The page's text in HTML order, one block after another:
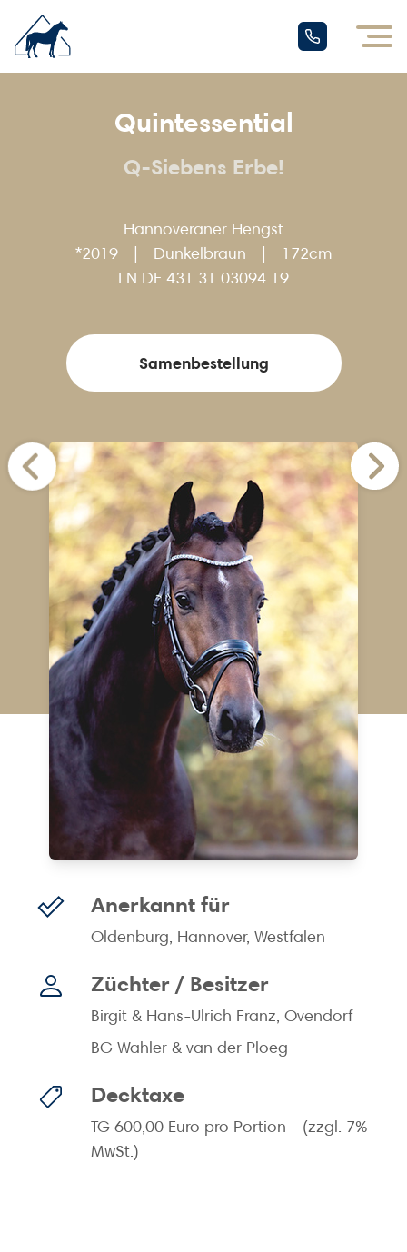
Quintessential
Q-Siebens Erbe!
Hannoveraner Hengst
*2019
Dunkelbraun
172cm
LN DE 431 31 03094 19
Samenbestellung
Anerkannt für
Oldenburg, Hannover, Westfalen
Züchter / Besitzer
Birgit & Hans-Ulrich Franz, Ovendorf
BG Wahler & van der Ploeg
Decktaxe
TG 600,00 Euro pro Portion - (zzgl. 7%
MwSt.)